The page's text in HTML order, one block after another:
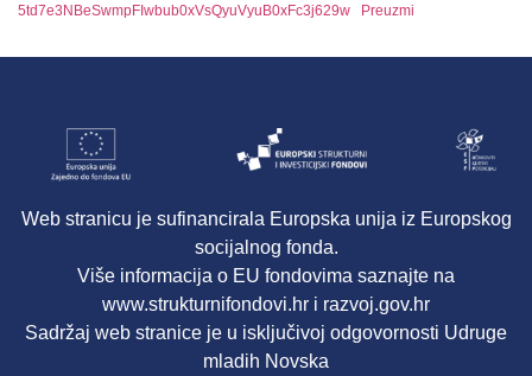
5td7e3NBeSwmpFIwbub0xVsQyuVyuB0xFc3j629w Preuzmi
Web stranicu je sufinancirala Europska unija iz Europskog
socijalnog fonda.
Više informacija o EU fondovima saznajte na
www.strukturnifondovi.hr i razvoj.gov.hr
Sadržaj web stranice je u isključivoj odgovornosti Udruge
mladih Novska